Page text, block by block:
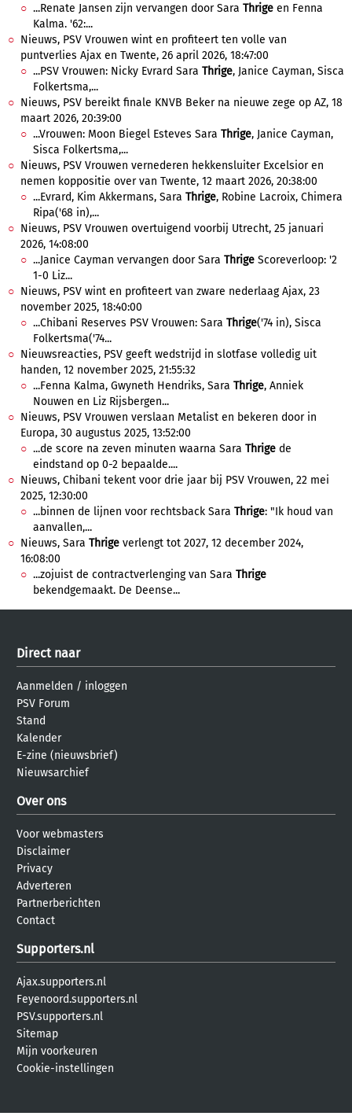
...Renate Jansen zijn vervangen door Sara Thrige en Fenna
Kalma. '62:...
Nieuws, PSV Vrouwen wint en profiteert ten volle van
puntverlies Ajax en Twente, 26 april 2026, 18:47:00
...PSV Vrouwen: Nicky Evrard Sara Thrige, Janice Cayman, Sisca
Folkertsma,...
Nieuws, PSV bereikt finale KNVB Beker na nieuwe zege op AZ, 18
maart 2026, 20:39:00
...Vrouwen: Moon Biegel Esteves Sara Thrige, Janice Cayman,
Sisca Folkertsma,...
Nieuws, PSV Vrouwen vernederen hekkensluiter Excelsior en
nemen koppositie over van Twente, 12 maart 2026, 20:38:00
...Evrard, Kim Akkermans, Sara Thrige, Robine Lacroix, Chimera
Ripa('68 in),...
Nieuws, PSV Vrouwen overtuigend voorbij Utrecht, 25 januari
2026, 14:08:00
...Janice Cayman vervangen door Sara Thrige Scoreverloop: '2
1-0 Liz...
Nieuws, PSV wint en profiteert van zware nederlaag Ajax, 23
november 2025, 18:40:00
...Chibani Reserves PSV Vrouwen: Sara Thrige('74 in), Sisca
Folkertsma('74...
Nieuwsreacties, PSV geeft wedstrijd in slotfase volledig uit
handen, 12 november 2025, 21:55:32
...Fenna Kalma, Gwyneth Hendriks, Sara Thrige, Anniek
Nouwen en Liz Rijsbergen...
Nieuws, PSV Vrouwen verslaan Metalist en bekeren door in
Europa, 30 augustus 2025, 13:52:00
...de score na zeven minuten waarna Sara Thrige de
eindstand op 0-2 bepaalde....
Nieuws, Chibani tekent voor drie jaar bij PSV Vrouwen, 22 mei
2025, 12:30:00
...binnen de lijnen voor rechtsback Sara Thrige: "Ik houd van
aanvallen,...
Nieuws, Sara Thrige verlengt tot 2027, 12 december 2024,
16:08:00
...zojuist de contractverlenging van Sara Thrige
bekendgemaakt. De Deense...
Direct naar
Aanmelden / inloggen
PSV Forum
Stand
Kalender
E-zine (nieuwsbrief)
Nieuwsarchief
Over ons
Voor webmasters
Disclaimer
Privacy
Adverteren
Partnerberichten
Contact
Supporters.nl
Ajax.supporters.nl
Feyenoord.supporters.nl
PSV.supporters.nl
Sitemap
Mijn voorkeuren
Cookie-instellingen